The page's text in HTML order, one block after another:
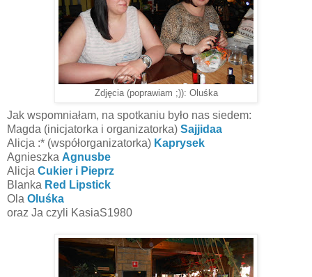
Zdjęcia (poprawiam ;)): Oluśka
Jak wspomniałam, na spotkaniu było nas siedem:
Magda (inicjatorka i organizatorka) Sajjidaa
Alicja :* (współorganizatorka) Kaprysek
Agnieszka Agnusbe
Alicja Cukier i Pieprz
Blanka Red Lipstick
Ola Oluśka
oraz Ja czyli KasiaS1980